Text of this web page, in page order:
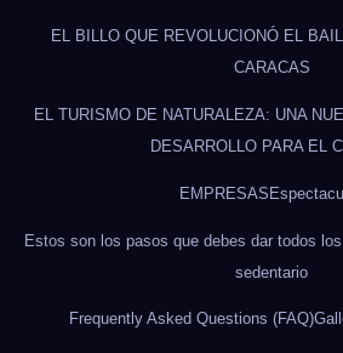
EL BILLO QUE REVOLUCIONÓ EL
CARACAS
EL TURISMO DE NATURALEZA: UNA
DESARROLLO PARA EL
EMPRESAS
Estos son los pasos que debes dar todos
sedentario
Frequently Asked Questions (FAQ)